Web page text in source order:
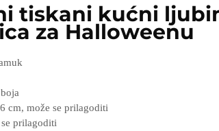
tiskani kućni
za Halloweenu
cm, može se prilagoditi
prilagoditi